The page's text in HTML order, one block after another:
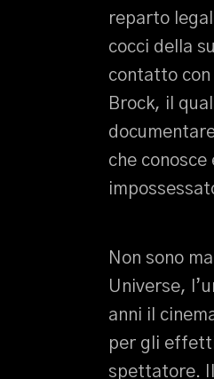
reparto
cocci della
contatto con
Brock, il
che
Non sono
Universe,
anni il
per gli
spettatore.